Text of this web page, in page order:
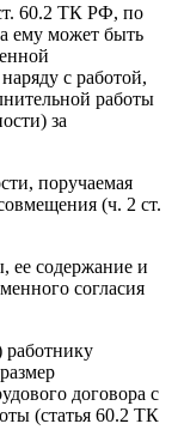
60.2 ТК РФ, по
ему может быть
с работой,
работы
за
поручаемая
(ч. 2 ст.
ее содержание и
согласия
договора с
(статья 60.2 ТК